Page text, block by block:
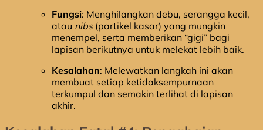
Fungsi: Menghilangkan debu, serangga kecil,
atau nibs(partikel kasar) yang mungkin
menempel, serta memberikan “gigi” bagi
lapisan berikutnya untuk melekat lebih baik.
Kesalahan: Melewatkan langkah ini akan
membuat setiap ketidaksempurnaan
terkumpul dan semakin terlihat di lapisan
akhir.